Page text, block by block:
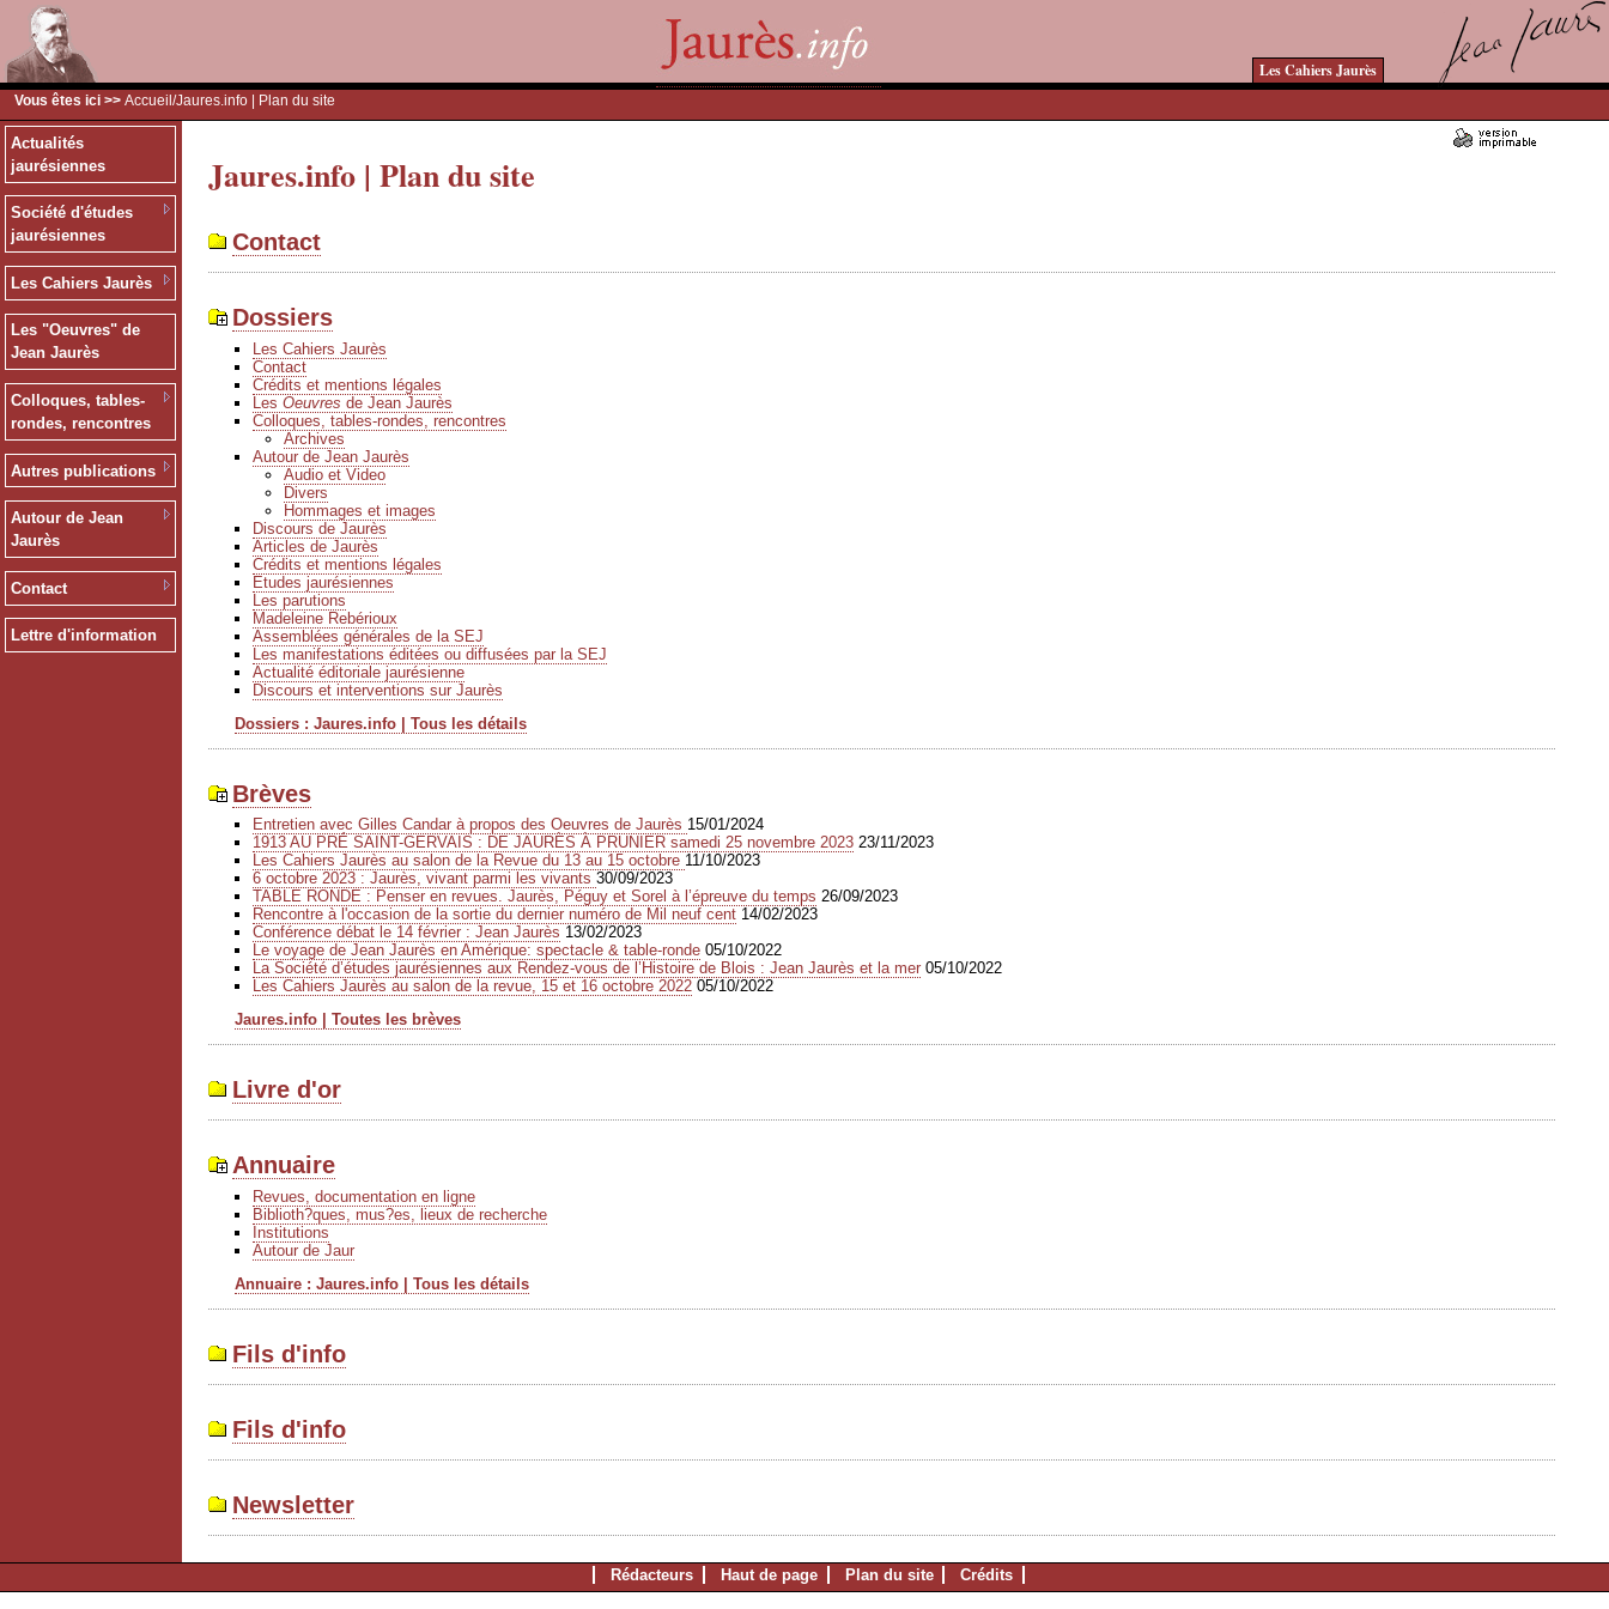
Les Cahiers Jaurès
Vous êtes ici >> Accueil /Jaures.info | Plan du site
Actualités
jaurésiennes
Société d'études
jaurésiennes
Les Cahiers Jaurès
Les "Oeuvres" de
Jean Jaurès
Colloques, tables-
rondes, rencontres
Autres publications
Autour de Jean
Jaurès
Contact
Lettre d'information
Jaures.info | Plan du site
Contact
Dossiers
Les Cahiers Jaurès
Contact
Crédits et mentions légales
Les Oeuvres de Jean Jaurès
Colloques, tables-rondes, rencontres
Archives
Autour de Jean Jaurès
Audio et Video
Divers
Hommages et images
Discours de Jaurès
Articles de Jaurès
Crédits et mentions légales
Etudes jaurésiennes
Les parutions
Madeleine Rebérioux
Assemblées générales de la SEJ
Les manifestations éditées ou diffusées par la SEJ
Actualité éditoriale jaurésienne
Discours et interventions sur Jaurès
Dossiers : Jaures.info | Tous les détails
Brèves
Entretien avec Gilles Candar à propos des Oeuvres de Jaurès 15/01/2024
1913 AU PRÉ SAINT-GERVAIS : DE JAURÈS À PRUNIER samedi 25 novembre 2023 23/11/2023
Les Cahiers Jaurès au salon de la Revue du 13 au 15 octobre 11/10/2023
6 octobre 2023 : Jaurès, vivant parmi les vivants 30/09/2023
TABLE RONDE : Penser en revues. Jaurès, Péguy et Sorel à l’épreuve du temps 26/09/2023
Rencontre à l'occasion de la sortie du dernier numéro de Mil neuf cent 14/02/2023
Conférence débat le 14 février : Jean Jaurès 13/02/2023
Le voyage de Jean Jaurès en Amérique: spectacle & table-ronde 05/10/2022
La Société d’études jaurésiennes aux Rendez-vous de l’Histoire de Blois : Jean Jaurès et la mer 05/10/2022
Les Cahiers Jaurès au salon de la revue, 15 et 16 octobre 2022 05/10/2022
Jaures.info | Toutes les brèves
Livre d'or
Annuaire
Revues, documentation en ligne
Biblioth?ques, mus?es, lieux de recherche
Institutions
Autour de Jaur
Annuaire : Jaures.info | Tous les détails
Fils d'info
Fils d'info
Newsletter
Rédacteurs Haut de page Plan du site Crédits